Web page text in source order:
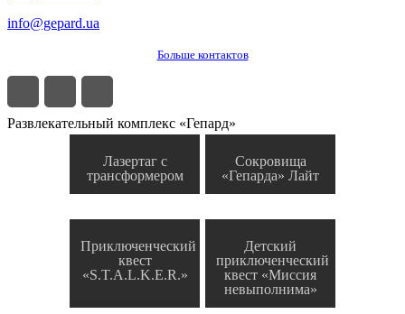
info@gepard.ua
Больше контактов
Развлекательный комплекс «Гепард»
Лазертаг с
трансформером
Сокровища
«Гепарда» Лайт
Приключенческий
квест
«S.T.A.L.K.E.R.»
Детский
приключенческий
квест «Миссия
невыполнима»